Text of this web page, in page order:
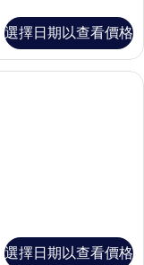
選擇日期以查看價格
選擇日期以查看價格